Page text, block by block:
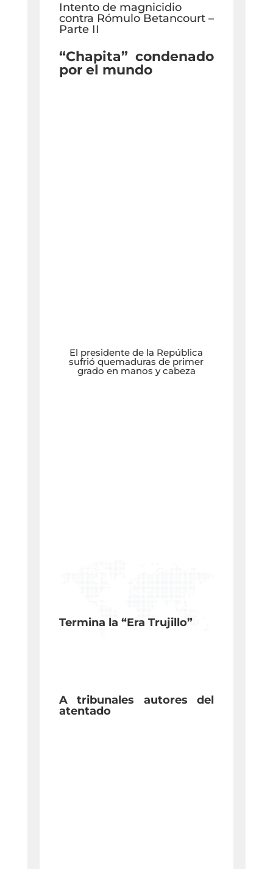
Intento de magnicidio
contra Rómulo Betancourt –
Parte II
“Chapita” condenado
por el mundo
El presidente de la República
sufrió quemaduras de primer
grado en manos y cabeza
Termina la “Era Trujillo”
A tribunales autores del
atentado